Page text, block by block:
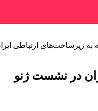
زیرساخت‌های ارتباطی
در نشست ژنو